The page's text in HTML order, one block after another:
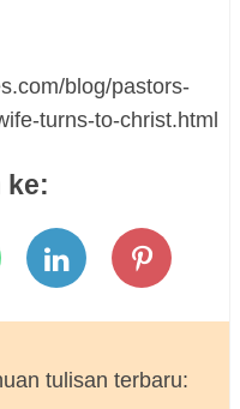
blog/pastors-
turns-to-christ.html
ke:
tulisan terbaru: